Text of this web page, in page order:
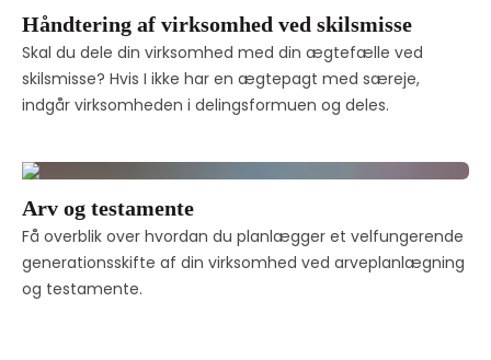
Håndtering af virksomhed ved skilsmisse
Skal du dele din virksomhed med din ægtefælle ved
skilsmisse? Hvis I ikke har en ægtepagt med særeje,
indgår virksomheden i delingsformuen og deles.
Arv og testamente
Få overblik over hvordan du planlægger et velfungerende
generationsskifte af din virksomhed ved arveplanlægning
og testamente.